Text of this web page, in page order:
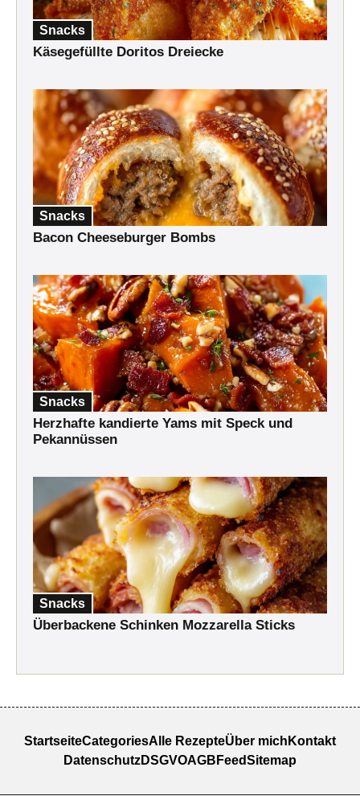
Snacks
Käsegefüllte Doritos Dreiecke
Snacks
Bacon Cheeseburger Bombs
Snacks
Herzhafte kandierte Yams mit Speck und
Pekannüssen
Snacks
Überbackene Schinken Mozzarella Sticks
StartseiteCategoriesAlle RezepteÜber mich Kontakt
DatenschutzDSGVOAGB FeedSitemap